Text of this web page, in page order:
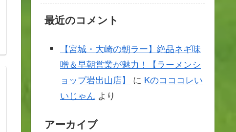
最近のコメント
【宮城・大崎の朝ラー】絶品ネギ味
噌＆早朝営業が魅力！【ラーメンシ
ョップ岩出山店】
に Kのコココレい
いじゃん より
アーカイブ